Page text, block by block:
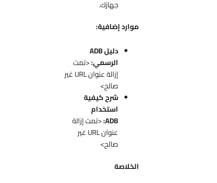
موارد إضافية:
دليل ADB
الرسمي:<تمت
إزالة عنوان URL غير
شرح كيفية
استخدام
<تمت إزالة
عنوان URL غير
الخلاصة